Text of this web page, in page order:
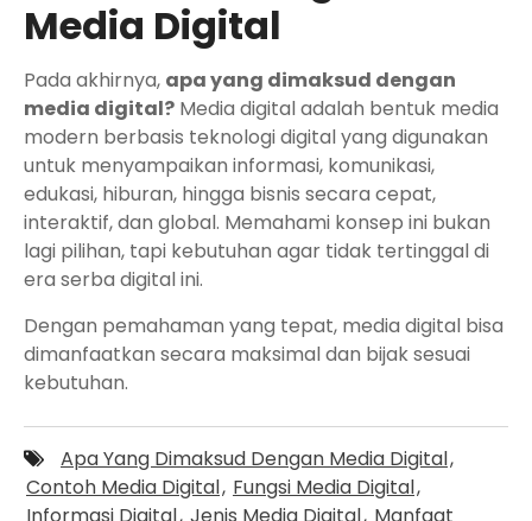
Media Digital
Pada akhirnya, apa yang dimaksud dengan
media digital? Media digital adalah bentuk media
modern berbasis teknologi digital yang digunakan
untuk menyampaikan informasi, komunikasi,
edukasi, hiburan, hingga bisnis secara cepat,
interaktif, dan global. Memahami konsep ini bukan
lagi pilihan, tapi kebutuhan agar tidak tertinggal di
era serba digital ini.
Dengan pemahaman yang tepat, media digital bisa
dimanfaatkan secara maksimal dan bijak sesuai
kebutuhan.
Apa Yang Dimaksud Dengan Media Digital,
Contoh Media Digital, Fungsi Media Digital,